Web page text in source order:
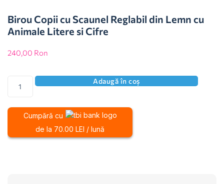
Birou Copii cu Scaunel Reglabil din Lemn cu
Animale Litere si Cifre
240,00 Ron
Adaugă în coș
Cumpără cu
de la 70.00 LEI / lună